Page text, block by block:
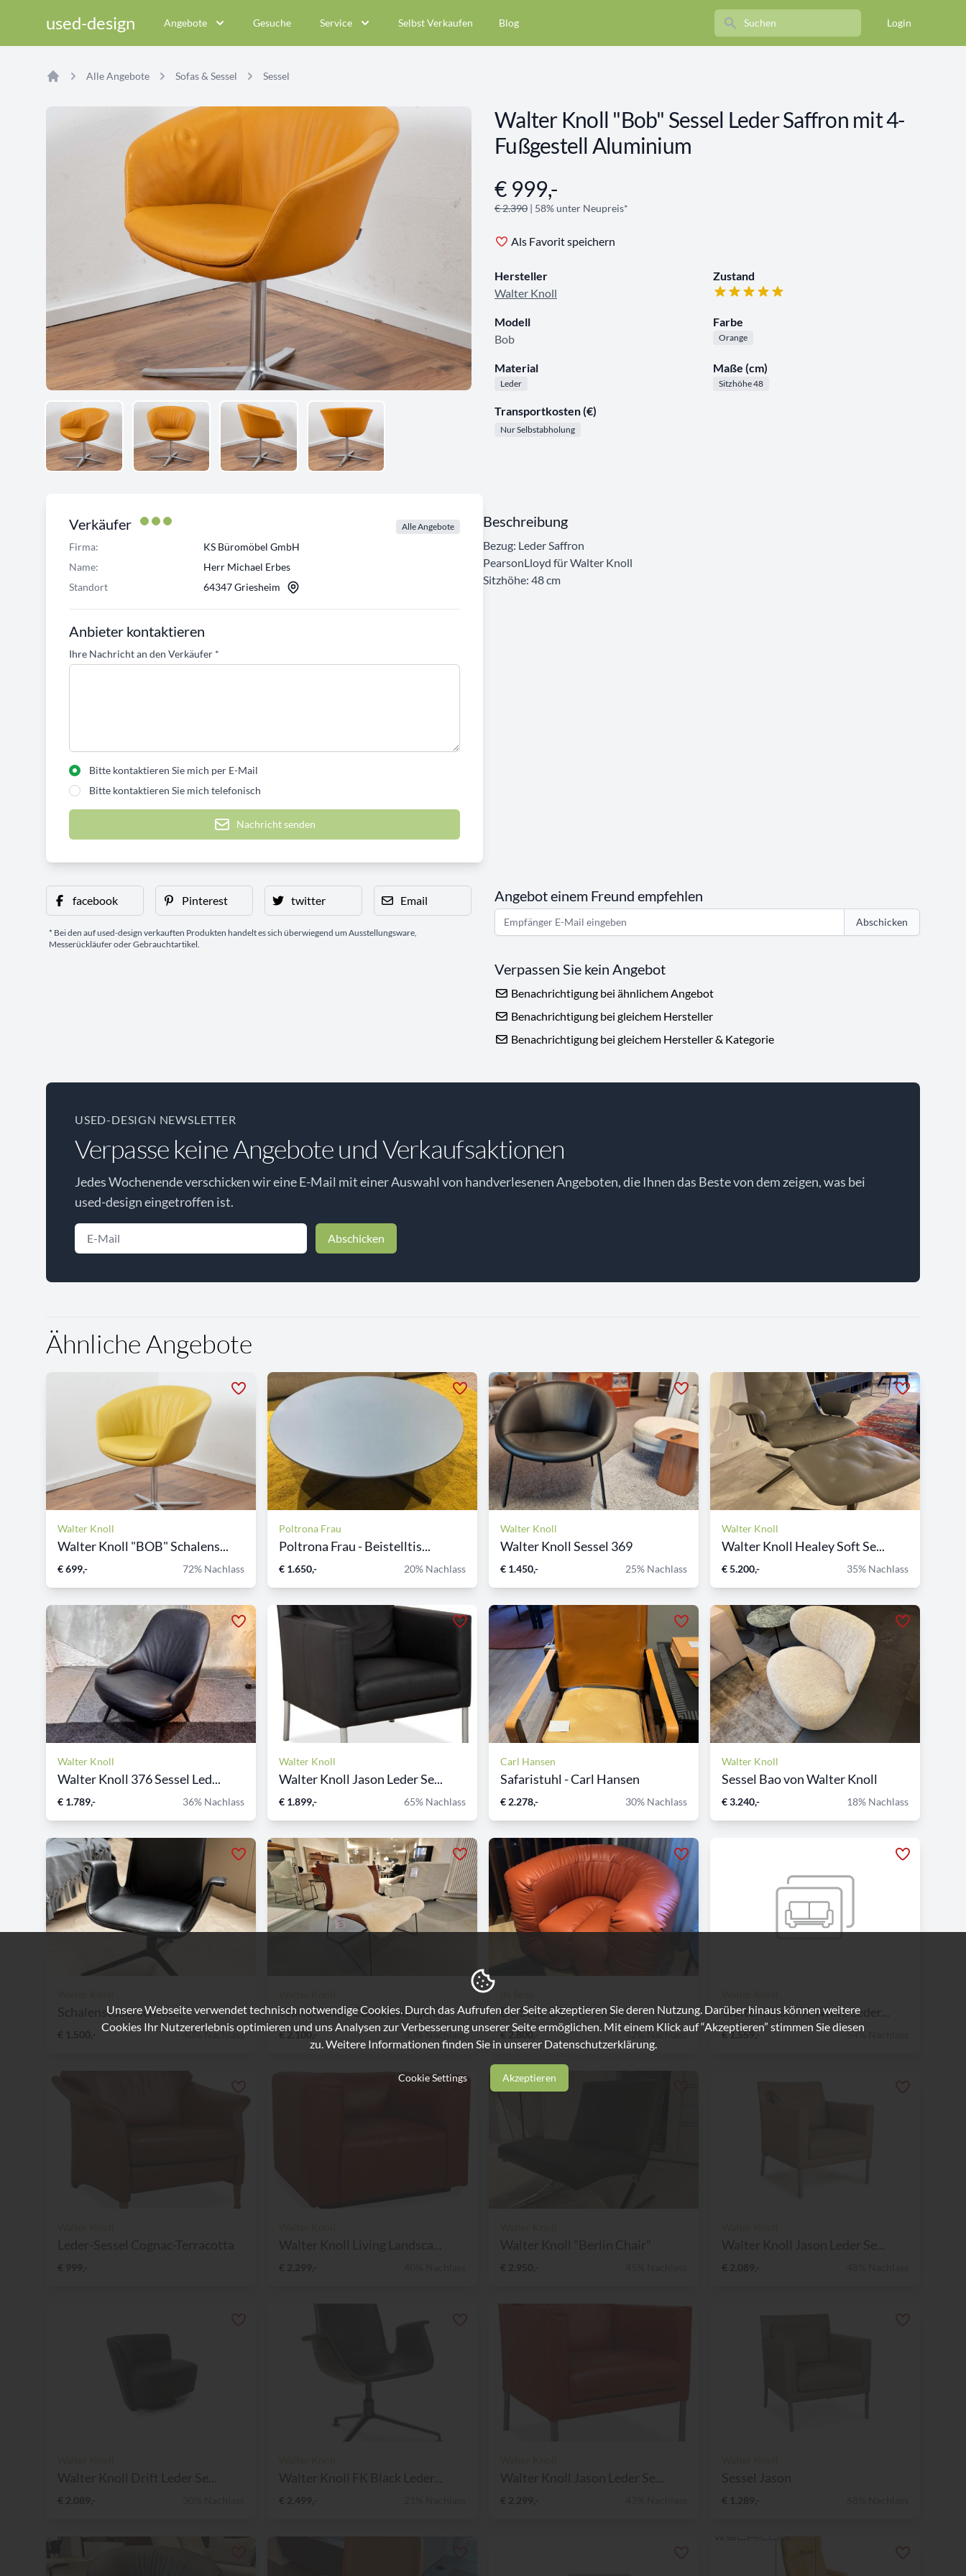
used-design Angebote Gesuche Service Selbst Verkaufen Blog Search Login
Alle Angebote Sofas & Sessel Sessel
Walter Knoll "Bob" Sessel Leder Saffron mit 4-
Fußgestell Aluminium
Angebotsinformationen
€ 999,-
€ 2.390 | 58% unter Neupreis*
Als Favorit speichern
Hersteller
Walter Knoll
Zustand
Modell
Bob
Farbe
Orange
Material
Leder
Maße (cm)
Sitzhöhe 48
Transportkosten (€)
Nur Selbstabholung
Verkäufer Alle Angebote
Firma:
KS Büromöbel GmbH
Name:
Herr Michael Erbes
Standort
64347 Griesheim
Anbieter kontaktieren
Ihre Nachricht an den Verkäufer *
Bitte kontaktieren Sie mich per E-Mail
Bitte kontaktieren Sie mich telefonisch
Nachricht senden
Beschreibung
Bezug: Leder Saffron
PearsonLloyd für Walter Knoll
Sitzhöhe: 48 cm
facebook Pinterest twitter Email
* Bei den auf used-design verkauften Produkten handelt es sich überwiegend um Ausstellungsware,
Messerückläufer oder Gebrauchtartikel.
Angebot einem Freund empfehlen
Abschicken
Verpassen Sie kein Angebot
Benachrichtigung bei ähnlichem Angebot
Benachrichtigung bei gleichem Hersteller
Benachrichtigung bei gleichem Hersteller & Kategorie
USED-DESIGN NEWSLETTER
Verpasse keine Angebote und Verkaufsaktionen
Jedes Wochenende verschicken wir eine E-Mail mit einer Auswahl von handverlesenen Angeboten, die Ihnen das Beste von dem zeigen, was bei
used-design eingetroffen ist.
Abschicken
Ähnliche Angebote
Walter Knoll
Walter Knoll "BOB" Schalens...
€ 699,- 72% Nachlass
Poltrona Frau
Poltrona Frau - Beistelltis...
€ 1.650,- 20% Nachlass
Walter Knoll
Walter Knoll Sessel 369
€ 1.450,- 25% Nachlass
Walter Knoll
Walter Knoll Healey Soft Se...
€ 5.200,- 35% Nachlass
Walter Knoll
Walter Knoll 376 Sessel Led...
€ 1.789,- 36% Nachlass
Walter Knoll
Walter Knoll Jason Leder Se...
€ 1.899,- 65% Nachlass
Carl Hansen
Safaristuhl - Carl Hansen
€ 2.278,- 30% Nachlass
Walter Knoll
Sessel Bao von Walter Knoll
€ 3.240,- 18% Nachlass
Schalensessel schwarz
€ 1.500,- 40% Nachlass
Walter Knoll Cuoio Lounge C...
€ 2.100,- 30% Nachlass
De Sede DS-707 Sessel
€ 2.800,- 42% Nachlass
Walter Knoll FK White Leder...
€ 1.559,- 54% Nachlass
Unsere Webseite verwendet technisch notwendige Cookies. Durch das Aufrufen der Seite akzeptieren Sie deren Nutzung. Darüber hinaus können weitere
Cookies Ihr Nutzererlebnis optimieren und uns Analysen zur Verbesserung unserer Seite ermöglichen. Mit einem Klick auf “Akzeptieren” stimmen Sie diesen
zu. Weitere Informationen finden Sie in unserer Datenschutzerklärung.
Cookie Settings Akzeptieren